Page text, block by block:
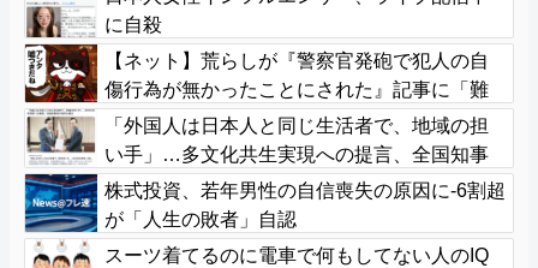
に自殺
【ネット】荒らしが『警察官発砲で犯人の自
傷行為が無かったことにされた』記事に「難
癖な記事」とイチャモン→自傷行為の動画が
拡散してマスゴミの偏向報道確定
「外国人は日本人と同じ生活者で、地域の担
い手」…多文化共生実現への提言、全国知事
会が政府に提出
株式投資、若年男性の自信喪失の原因に-6割超
が「人生の敗者」自認
スーツ着てるのに電車で何もしてない人のIQ